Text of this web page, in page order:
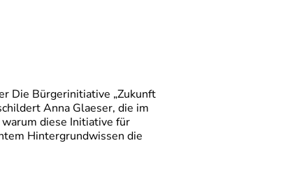
Die Bürgerinitiative „Zukunft
Anna Glaeser, die im
diese Initiative für
Hintergrundwissen die